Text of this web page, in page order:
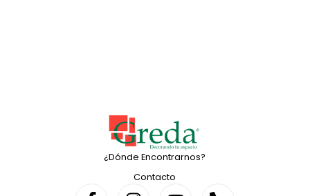
¿Dónde Encontrarnos?
Contacto